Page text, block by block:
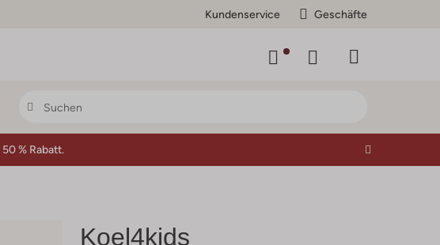
Kundenservice Geschäfte
50 % Rabatt.
Koel4kids